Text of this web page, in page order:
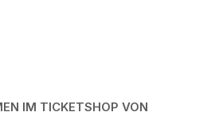
IM TICKETSHOP VON